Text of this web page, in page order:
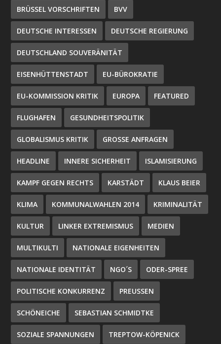
BRÜSSEL VORSCHRIFTEN BVV
DEUTSCHE INTERESSEN DEUTSCHE REGIERUNG
DEUTSCHLAND SOUVERÄNITÄT
EISENHÜTTENSTADT EU-BÜROKRATIE
EU-KOMMISSION KRITIK EUROPA FEATURED
FLUGHAFEN GESUNDHEITSPOLITIK
GLOBALISMUS KRITIK GROSSE ANFRAGEN
HEADLINE INNERE SICHERHEIT ISLAMISIERUNG
KAMPF GEGEN RECHTS KARSTÄDT KLAUS BEIER
KLIMA KOMMUNALWAHLEN 2014 KRIMINALITÄT
KULTUR LINKER EXTREMISMUS MEDIEN
MULTIKULTI NATIONALE EIGENHEITEN
NATIONALE IDENTITÄT NGO´S ODER-SPREE
POLITISCHE KONKURRENZ PREUSSEN
SCHÖNEICHE SEBASTIAN SCHMIDTKE
SOZIALE SPANNUNGEN TREPTOW-KÖPENICK